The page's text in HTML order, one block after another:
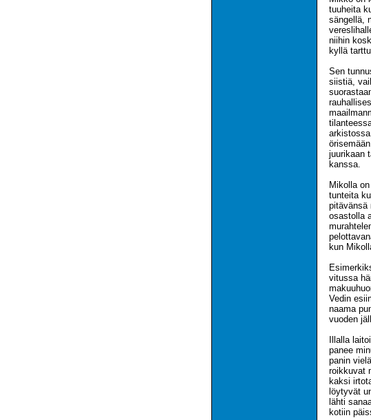
tuuheita
sängellä,
niihin
kyllä
Sen
siistiä,
juurikaan
kanssa.
Mikolla
tunteita
pitävänsä
osastolla
kun
vitussa
Vedin
naama
vuoden
Illalla
panee
panin
roikkuvat
kaksi
löytyvät
lähti
kotiin